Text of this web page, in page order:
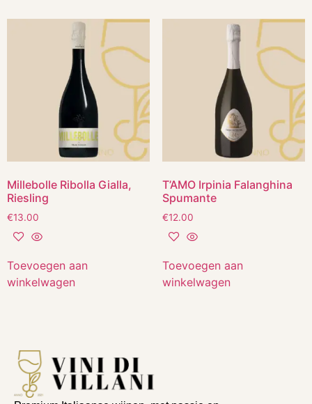
Millebolle Ribolla Gialla,
Riesling
€13.00
Toevoegen aan
winkelwagen
T’AMO Irpinia Falanghina
Spumante
€12.00
Toevoegen aan
winkelwagen